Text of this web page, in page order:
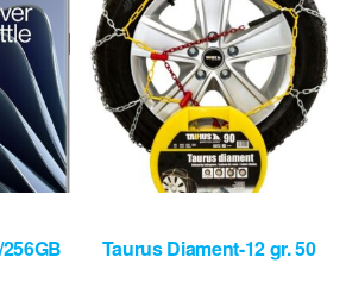
Taurus Diament-12 gr. 50